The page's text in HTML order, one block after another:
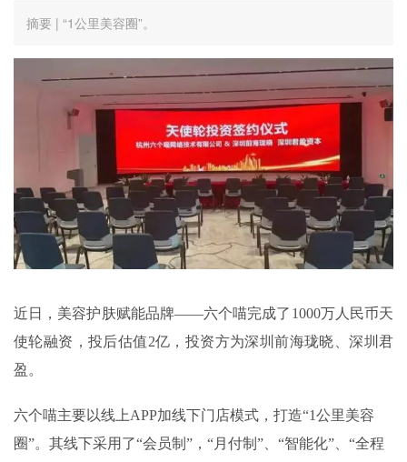
摘要 | “1公里美容圈”。
近日，美容护肤赋能品牌——六个喵完成了1000万人民币天
使轮融资，投后估值2亿，投资方为深圳前海珑晓、深圳君
盈。
六个喵主要以线上APP加线下门店模式，打造“1公里美容
圈”。其线下采用了“会员制”，“月付制”、“智能化”、“全程